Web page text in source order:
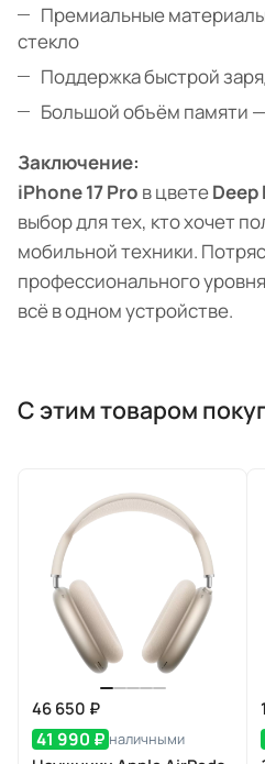
Премиальные
стекло
Поддержка быстрой
Большой объём памяти —
Заключение:
iPhone 17 Pro в цветеDeep
выбор для тех, кто хочет
мобильной техники.
профессионального
всё в одном устройстве.
С этим товаром
46 650 ₽
41 990 ₽ наличными